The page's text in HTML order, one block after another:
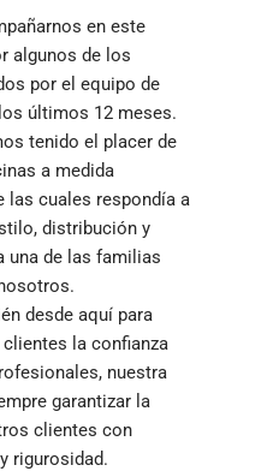
en este
algunos de los
por el equipo de
últimos 12 meses.
tenido el placer de
a medida
las cuales respondía a
distribución y
una de las familias
desde aquí para
la confianza
nuestra
garantizar la
clientes con
rigurosidad.